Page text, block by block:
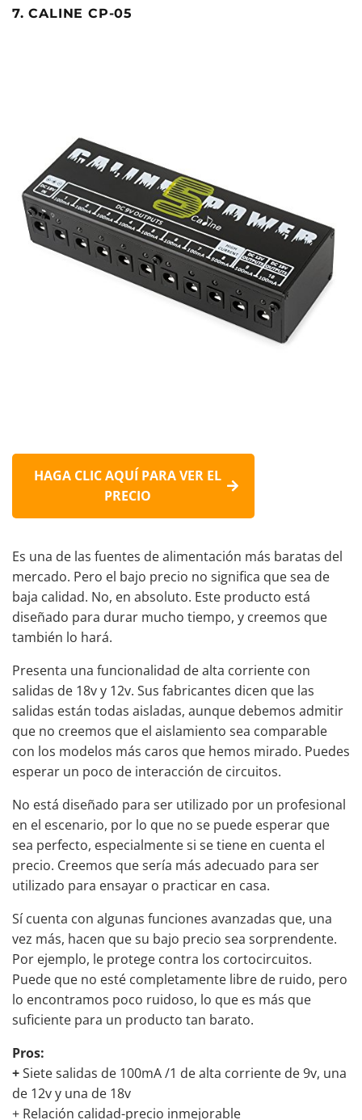
7. CALINE CP-05
HAGA CLIC AQUÍ PARA VER EL
PRECIO
Es una de las fuentes de alimentación más baratas del
mercado. Pero el bajo precio no significa que sea de
baja calidad. No, en absoluto. Este producto está
diseñado para durar mucho tiempo, y creemos que
también lo hará.
Presenta una funcionalidad de alta corriente con
salidas de 18v y 12v. Sus fabricantes dicen que las
salidas están todas aisladas, aunque debemos admitir
que no creemos que el aislamiento sea comparable
con los modelos más caros que hemos mirado. Puedes
esperar un poco de interacción de circuitos.
No está diseñado para ser utilizado por un profesional
en el escenario, por lo que no se puede esperar que
sea perfecto, especialmente si se tiene en cuenta el
precio. Creemos que sería más adecuado para ser
utilizado para ensayar o practicar en casa.
Sí cuenta con algunas funciones avanzadas que, una
vez más, hacen que su bajo precio sea sorprendente.
Por ejemplo, le protege contra los cortocircuitos.
Puede que no esté completamente libre de ruido, pero
lo encontramos poco ruidoso, lo que es más que
suficiente para un producto tan barato.
Pros:
+Siete salidas de 100mA /1 de alta corriente de 9v, una
de 12v y una de 18v
+ Relación calidad-precio inmejorable